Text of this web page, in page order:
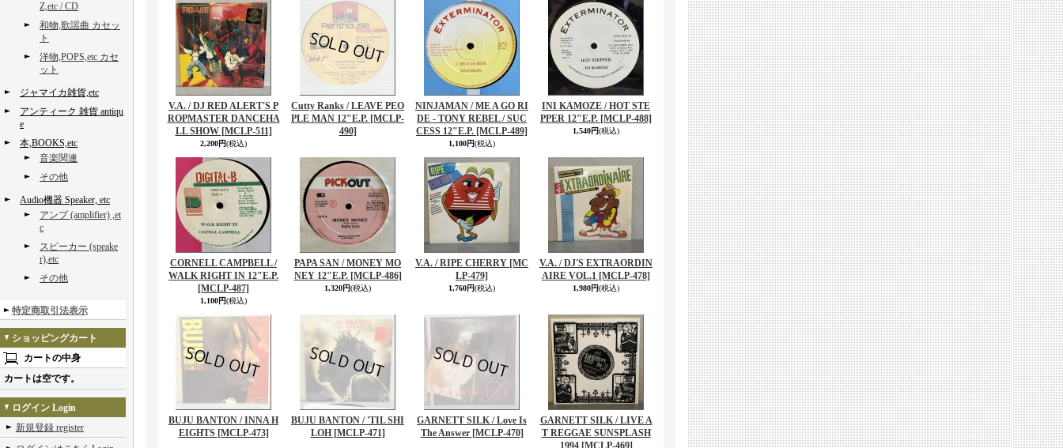
Z,etc / CD
和物,歌謡曲 カセッ
ト
洋物,POPS,etc カセ
ット
ジャマイカ雑貨,etc
アンティーク 雑貨 antiqu
e
本,BOOKS,etc
音楽関連
その他
Audio機器 Speaker, etc
アンプ (amplifier) ,et
c
スピーカー (speake
r),etc
その他
特定商取引法表示
ショッピングカート
カートの中身
カートは空です。
ログイン Login
新規登録 register
V.A. / DJ RED ALERT'S P
ROPMASTER DANCEHA
LL SHOW [MCLP-511]
2,200円(税込)
Cutty Ranks / LEAVE PEO
PLE MAN 12"E.P. [MCLP-
490]
NINJAMAN / ME A GO RI
DE - TONY REBEL / SUC
CESS 12"E.P. [MCLP-489]
1,100円(税込)
INI KAMOZE / HOT STE
PPER 12"E.P. [MCLP-488]
1,540円(税込)
CORNELL CAMPBELL /
WALK RIGHT IN 12"E.P.
[MCLP-487]
1,100円(税込)
PAPA SAN / MONEY MO
NEY 12"E.P. [MCLP-486]
1,320円(税込)
V.A. / RIPE CHERRY [MC
LP-479]
1,760円(税込)
V.A. / DJ'S EXTRAORDIN
AIRE VOL.1 [MCLP-478]
1,980円(税込)
BUJU BANTON / INNA H
EIGHTS [MCLP-473]
BUJU BANTON / 'TIL SHI
LOH [MCLP-471]
GARNETT SILK / Love Is
The Answer [MCLP-470]
GARNETT SILK / LIVE A
T REGGAE SUNSPLASH
1994 [MCLP-469]